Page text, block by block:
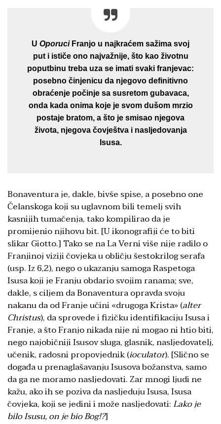
U OporuciFranjo u najkraćem sažima svoj
put i ističe ono najvažnije, što kao životnu
poputbinu treba uza se imati svaki franjevac:
posebno činjenicu da njegovo definitivno
obraćenje počinje sa susretom gubavaca,
onda kada onima koje je svom dušom mrzio
postaje bratom, a što je smisao njegova
života, njegova čovještva i nasljedovanja
Isusa.
Bonaventura je, dakle, bivše spise, a posebno one
Čelanskoga koji su uglavnom bili temelj svih
kasnijih tumačenja, tako kompilirao da je
promijenio njihovu bit. [U ikonografiji će to biti
slikar Giotto.] Tako se na La Verni više nije radilo o
Franjinoj viziji čovjeka u obličju šestokrilog serafa
(usp. Iz 6,2), nego o ukazanju samoga Raspetoga
Isusa koji je Franju obdario svojim ranama; sve,
dakle, s ciljem da Bonaventura opravda svoju
nakanu da od Franje učini «drugoga Krista» (alter
Christus), da sprovede i fizičku identifikaciju Isusa i
Franje, a što Franjo nikada nije ni mogao ni htio biti,
nego najobičniji Isusov sluga, glasnik, nasljedovatelj,
učenik, radosni propovjednik (ioculator). [Slično se
događa u prenaglašavanju Isusova božanstva, samo
da ga ne moramo nasljedovati. Zar mnogi ljudi ne
kažu, ako ih se poziva da nasljeduju Isusa, Isusa
čovjeka, koji se jedini i može nasljedovati:Lako je
bilo Isusu, on je bio Bog!?]